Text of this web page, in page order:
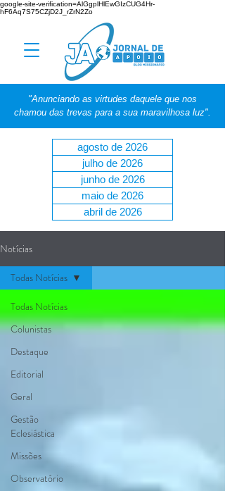
google-site-verification=AlGgplHlEwGIzCUG4Hr-
hF6Aq7S75CZjD2J_rZrN2Zo
"Anunciando as virtudes daquele que nos
chamou das trevas para a sua maravilhosa luz".
agosto de 2026
julho de 2026
junho de 2026
maio de 2026
abril de 2026
Notícias
Todas Notícias
Colunistas
Destaque
Editorial
Geral
Gestão
Eclesiástica
Missões
Observatório
Todas Notícias